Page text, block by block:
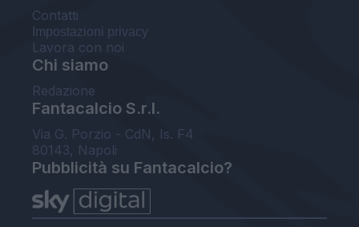
Contatti
Impostazioni privacy
Lavora con noi
Chi siamo
Redazione
Fantacalcio S.r.l.
Via G. Porzio - CdN, Is. F4
80143, Napoli
Pubblicità su Fantacalcio?